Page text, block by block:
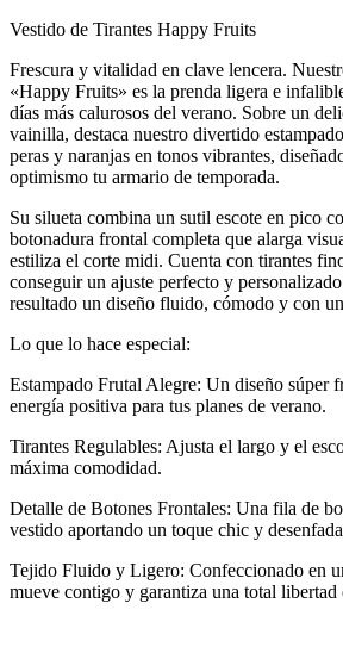
Vestido de Tirantes Happy Fruits
Frescura y vitalidad en clave lencera.
«Happy Fruits» es la prenda ligera e
días más calurosos del verano. Sobre un
vainilla, destaca nuestro divertido
peras y naranjas en tonos vibrantes,
optimismo tu armario de temporada.
Su silueta combina un sutil escote en pico
botonadura frontal completa que alarga
estiliza el corte midi. Cuenta con tirantes
conseguir un ajuste perfecto y
resultado un diseño fluido, cómodo y con
Lo que lo hace especial:
Estampado Frutal Alegre: Un diseño súper
energía positiva para tus planes de verano.
Tirantes Regulables: Ajusta el largo y el
máxima comodidad.
Detalle de Botones Frontales: Una fila de
vestido aportando un toque chic y
Tejido Fluido y Ligero: Confeccionado en
mueve contigo y garantiza una total